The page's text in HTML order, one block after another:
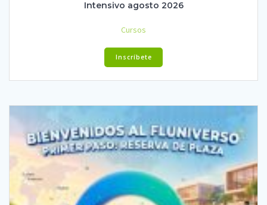
Intensivo agosto 2026
Cursos
Inscríbete